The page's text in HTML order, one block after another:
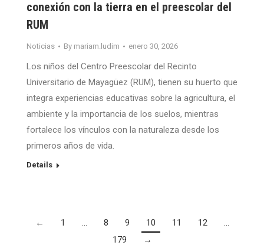
conexión con la tierra en el preescolar del
RUM
Noticias By mariam.ludim enero 30, 2026
Los niños del Centro Preescolar del Recinto
Universitario de Mayagüez (RUM), tienen su huerto que
integra experiencias educativas sobre la agricultura, el
ambiente y la importancia de los suelos, mientras
fortalece los vínculos con la naturaleza desde los
primeros años de vida.
Details
← 1 … 8 9 10 11 12
…
179
→